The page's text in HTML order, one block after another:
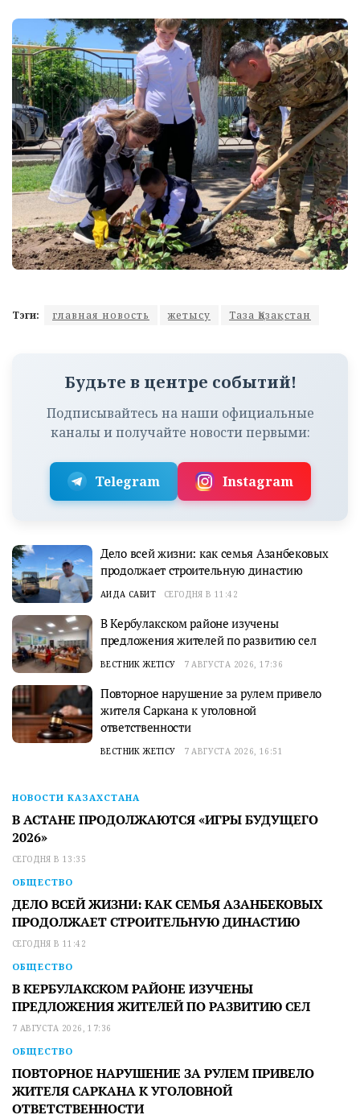
Тэги: главная новость жетысу Таза Қазақстан
Будьте в центре событий!
Подписывайтесь на наши официальные
каналы и получайте новости первыми:
Telegram Instagram
Дело всей жизни: как семья Азанбековых
продолжает строительную династию
АИДА САБИТ СЕГОДНЯ В 11:42
В Кербулакском районе изучены
предложения жителей по развитию сел
ВЕСТНИК ЖЕТІСУ 7 АВГУСТА 2026, 17:36
Повторное нарушение за рулем привело
жителя Саркана к уголовной
ответственности
ВЕСТНИК ЖЕТІСУ 7 АВГУСТА 2026, 16:51
НОВОСТИ КАЗАХСТАНА
В АСТАНЕ ПРОДОЛЖАЮТСЯ «ИГРЫ БУДУЩЕГО
2026»
СЕГОДНЯ В 13:35
ОБЩЕСТВО
ДЕЛО ВСЕЙ ЖИЗНИ: КАК СЕМЬЯ АЗАНБЕКОВЫХ
ПРОДОЛЖАЕТ СТРОИТЕЛЬНУЮ ДИНАСТИЮ
СЕГОДНЯ В 11:42
ОБЩЕСТВО
В КЕРБУЛАКСКОМ РАЙОНЕ ИЗУЧЕНЫ
ПРЕДЛОЖЕНИЯ ЖИТЕЛЕЙ ПО РАЗВИТИЮ СЕЛ
7 АВГУСТА 2026, 17:36
ОБЩЕСТВО
ПОВТОРНОЕ НАРУШЕНИЕ ЗА РУЛЕМ ПРИВЕЛО
ЖИТЕЛЯ САРКАНА К УГОЛОВНОЙ
ОТВЕТСТВЕННОСТИ